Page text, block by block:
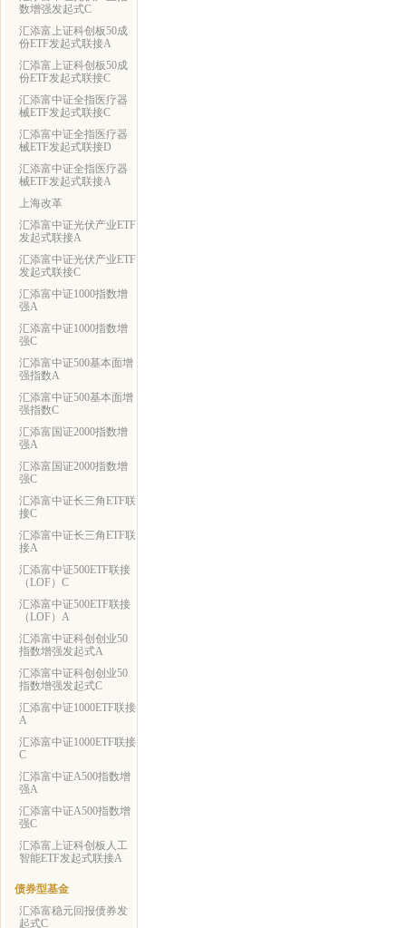
数增强发起式C
汇添富上证科创板50成
份ETF发起式联接A
汇添富上证科创板50成
份ETF发起式联接C
汇添富中证全指医疗器
械ETF发起式联接C
汇添富中证全指医疗器
械ETF发起式联接D
汇添富中证全指医疗器
械ETF发起式联接A
上海改革
汇添富中证光伏产业ETF
发起式联接A
汇添富中证光伏产业ETF
发起式联接C
汇添富中证1000指数增
强A
汇添富中证1000指数增
强C
汇添富中证500基本面增
强指数A
汇添富中证500基本面增
强指数C
汇添富国证2000指数增
强A
汇添富国证2000指数增
强C
汇添富中证长三角ETF联
接C
汇添富中证长三角ETF联
接A
汇添富中证500ETF联接
（LOF）C
汇添富中证500ETF联接
（LOF）A
汇添富中证科创创业50
指数增强发起式A
汇添富中证科创创业50
指数增强发起式C
汇添富中证1000ETF联接
A
汇添富中证1000ETF联接
C
汇添富中证A500指数增
强A
汇添富中证A500指数增
强C
汇添富上证科创板人工
智能ETF发起式联接A
债券型基金
汇添富稳元回报债券发
起式C